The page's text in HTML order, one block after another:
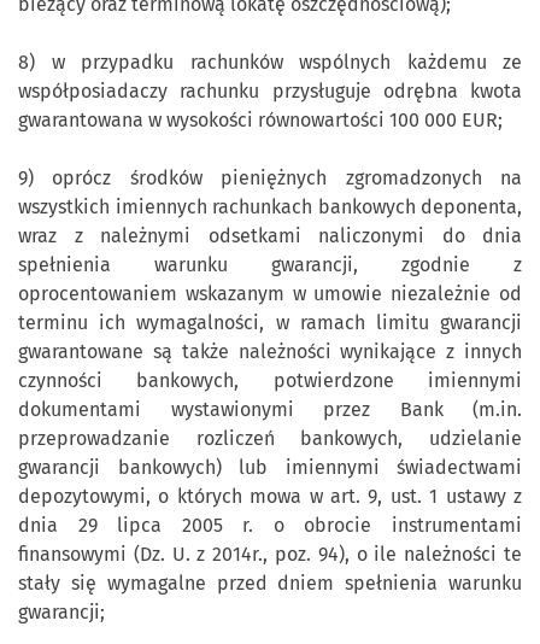
bieżący oraz terminową lokatę oszczędnościową);
8) w przypadku rachunków wspólnych każdemu ze
współposiadaczy rachunku przysługuje odrębna kwota
gwarantowana w wysokości równowartości 100 000 EUR;
9) oprócz środków pieniężnych zgromadzonych na
wszystkich imiennych rachunkach bankowych deponenta,
wraz z należnymi odsetkami naliczonymi do dnia
spełnienia warunku gwarancji, zgodnie z
oprocentowaniem wskazanym w umowie niezależnie od
terminu ich wymagalności, w ramach limitu gwarancji
gwarantowane są także należności wynikające z innych
czynności bankowych, potwierdzone imiennymi
dokumentami wystawionymi przez Bank (m.in.
przeprowadzanie rozliczeń bankowych, udzielanie
gwarancji bankowych) lub imiennymi świadectwami
depozytowymi, o których mowa w art. 9, ust. 1 ustawy z
dnia 29 lipca 2005 r. o obrocie instrumentami
finansowymi (Dz. U. z 2014r., poz. 94), o ile należności te
stały się wymagalne przed dniem spełnienia warunku
gwarancji;